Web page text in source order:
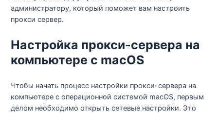
администратору, который поможет вам настроить
прокси сервер.
Настройка прокси-сервера на
компьютере с macOS
Чтобы начать процесс настройки прокси-сервера на
компьютере с операционной системой macOS, первым
делом необходимо открыть сетевые настройки. Это